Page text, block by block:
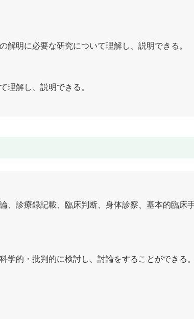
解明に必要な研究について理解し、説明できる。
理解し、説明できる。
、診療録記載、臨床判断、身体診察、基本的臨床
学的・批判的に検討し、討論をすることができる